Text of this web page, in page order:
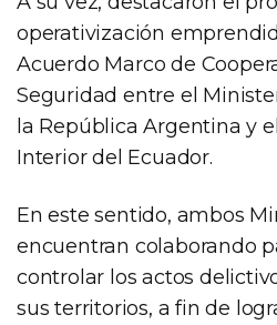
operativización
Acuerdo Marco de
Seguridad entre el
la República Argentina y
Interior del Ecuador.
En este sentido, ambos
encuentran colaborando
controlar los actos
sus territorios, a fin de